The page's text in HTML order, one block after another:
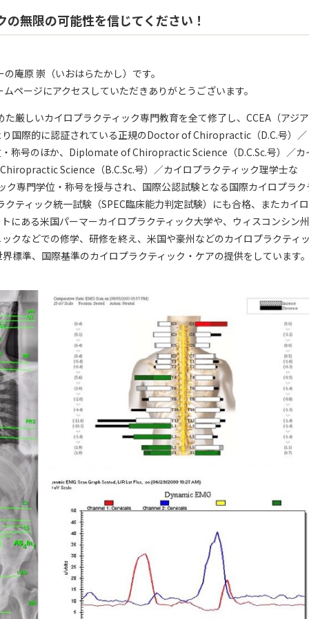
無限の可能性を信じてください！
庵原 崇（いおはらたかし）です。
ページにアクセスしていただきありがとうございます。
厳しいカイロプラクティック専門教育を全て修了し、CCEA（アジ
国際的に認証されている正規のDoctor of Chiropractic（D.C.号）
称号のほか、Diplomate of Chiropractic Science（D.C.Sc.号）／カ
Science（B.C.Sc.号）／カイロプラクティック理学士な
ク専門学位・称号を授与され、国際公認試験となる国際カイロプラク
ティック統一試験（SPEC臨床能力判定試験）にも合格、またカイ
にある米国パーマーカイロプラクティック大学や、ウィスコンシン
クなどでの修学、研修を終え、米国や豪州などのカイロプラクティ
標準、国際基準のカイロプラクティック・ケアの提供をしています